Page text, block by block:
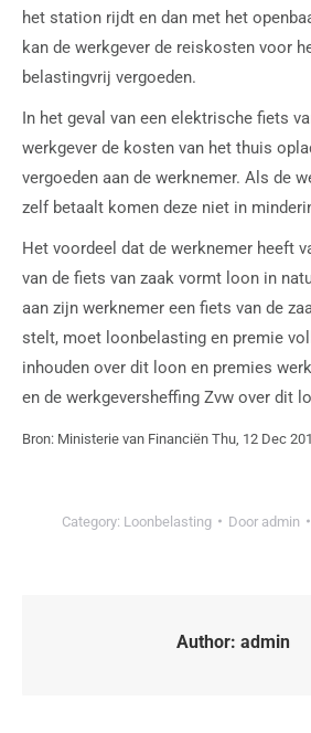
het station rijdt en dan met het
kan de werkgever de reiskosten voor
belastingvrij vergoeden.
In het geval van een elektrische fiets
werkgever de kosten van het thuis
vergoeden aan de werknemer. Als de
zelf betaalt komen deze niet in
Het voordeel dat de werknemer heeft
van de fiets van zaak vormt loon in
aan zijn werknemer een fiets van de
stelt, moet loonbelasting en premie
inhouden over dit loon en premies
en de werkgeversheffing Zvw over dit
Bron: Ministerie van Financiën Thu, 12 Dec
Category: Loonbelasting Door admin
Author: admin